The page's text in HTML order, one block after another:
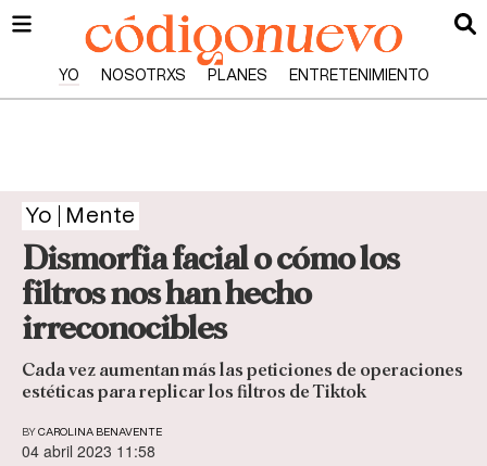
YO NOSOTRXS PLANES ENTRETENIMIENTO
Yo Mente
Dismorfia facial o cómo los
filtros nos han hecho
irreconocibles
Cada vez aumentan más las peticiones de operaciones
estéticas para replicar los filtros de Tiktok
BY CAROLINA BENAVENTE
04 abril 2023 11:58